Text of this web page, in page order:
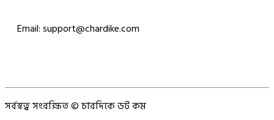
Email: support@chardike.com
সর্বস্বত্ব সংরক্ষিত © চারদিকে ডট কম